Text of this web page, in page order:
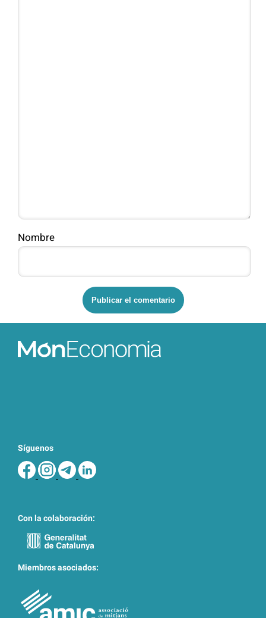
Nombre
Síguenos
Con la colaboración:
Miembros asociados: